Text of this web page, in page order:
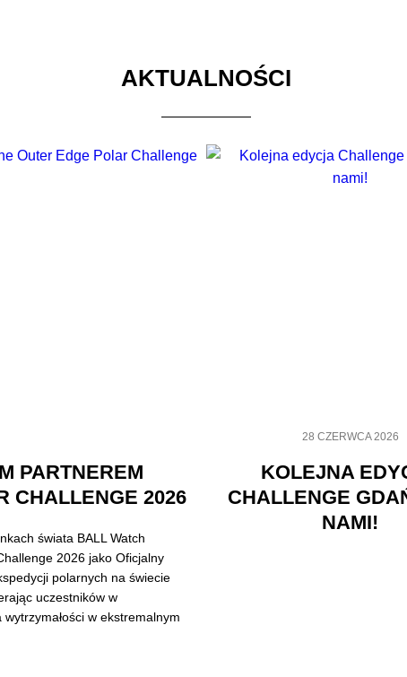
AKTUALNOŚCI
PARTNEREM
CHALLENGE 2026
świata BALL Watch
2026 jako Oficjalny
polarnych na świecie
uczestników w
w ekstremalnym
28 CZERWCA 2026
KOLEJNA
CHALLENGE
NAMI!